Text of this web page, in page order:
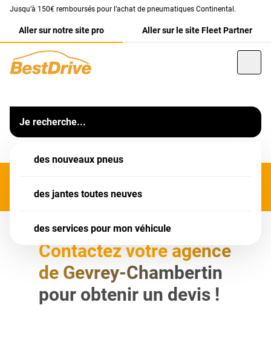
Jusqu’à 150€ remboursés pour l’achat de pneumatiques Continental.
Aller sur notre site pro Aller sur le site Fleet Partner
BestDrive Gevrey
MERCI D'APPELER VOTRE AGENCE POUR PRENDRE RDV
Votre centre auto BestDrive Fréjus (83).
Gevrey Chambertinpour l'entretien, les
Retrouvez un large choix deservices auto
freinage, amortisseur, géométrie et bien plus encore.
L'ensemble de nos services sont destinés aussi bien
nos clients particuliers que professionnels.
Retrouvez un large choix de marques de pneus voiture
commeContinental,Michelin ,Pirelli,BestDrive ou
Je recherche...
des nouveaux pneus
des jantes toutes neuves
des services pour mon véhicule
Contactez votre agence
de Gevrey-Chambertin
pour obtenir un devis !